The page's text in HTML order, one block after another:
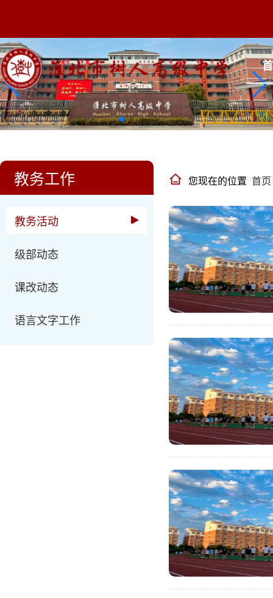
教务工作
教务活动
级部动态
课改动态
语言文字工作
您现在的位置首页